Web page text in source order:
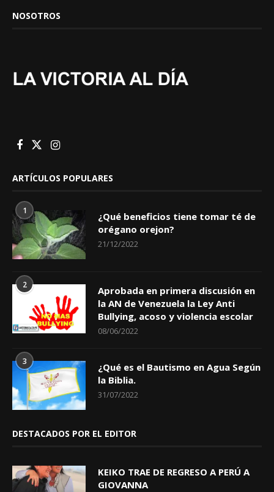
NOSOTROS
ARTÍCULOS POPULARES
1
¿Qué beneficios tiene tomar té de
orégano orejon?
21/12/2022
2
Aprobada en primera discusión en
la AN de Venezuela la Ley Anti
Bullying, acoso y violencia escolar
08/06/2022
3
¿Qué es el Bautismo en Agua Según
la Biblia.
31/07/2022
DESTACADOS POR EL EDITOR
KEIKO TRAE DE REGRESO A PERÚ A
GIOVANNA